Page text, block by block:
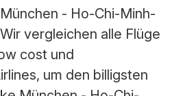
- Ho-Chi-Minh-
vergleichen alle Flüge
cost und
um den billigsten